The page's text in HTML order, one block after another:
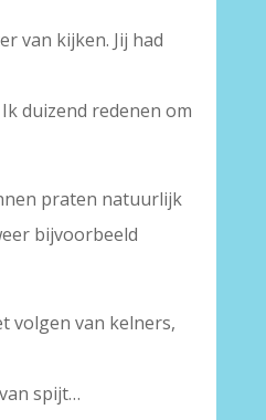
van kijken. Jij had
duizend redenen om
praten natuurlijk
bijvoorbeeld
volgen van kelners,
spijt…